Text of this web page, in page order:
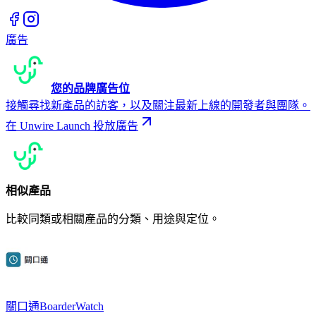
廣告
您的品牌廣告位
接觸尋找新產品的訪客，以及關注最新上線的開發者與團隊。
在 Unwire Launch 投放廣告
相似產品
比較同類或相關產品的分類、用途與定位。
關口通BoarderWatch